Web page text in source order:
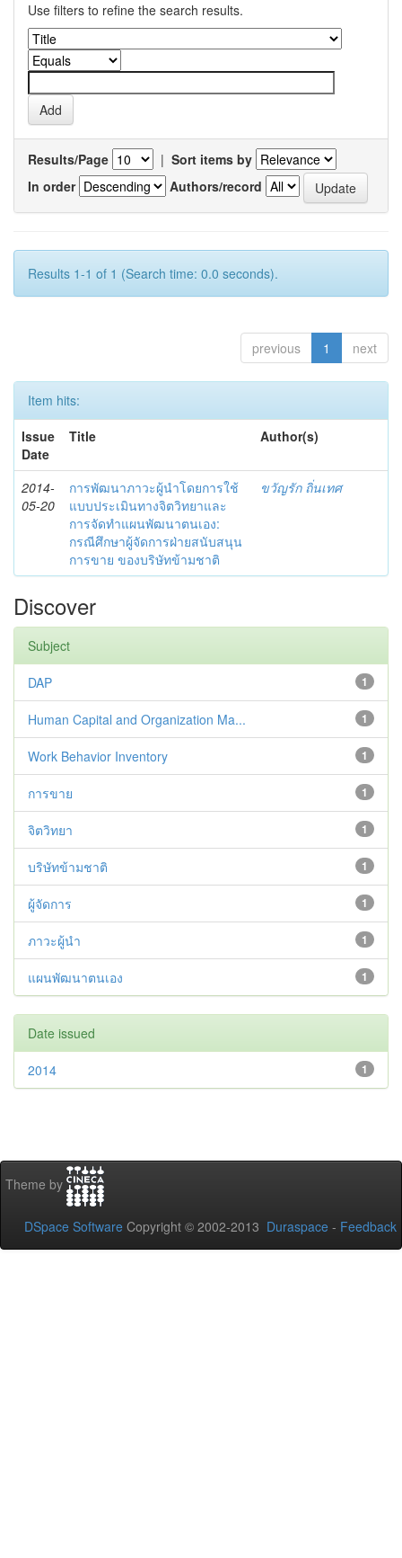
Use filters to refine the search results.
Results/Page | Sort items by
In order
Authors/record
Results 1-1 of 1 (Search time: 0.0 seconds).
previous 1 next
Item hits:
Issue
Date
Title Author(s)
2014-
05-20
การพัฒนาภาวะผู้นำโดยการใช้
แบบประเมินทางจิตวิทยาและ
การจัดทำแผนพัฒนาตนเอง:
กรณีศึกษาผู้จัดการฝ่ายสนับสนุน
การขาย ของบริษัทข้ามชาติ
ขวัญรัก ถิ่นเทศ
Discover
Subject
1
DAP
1
Human Capital and Organization Ma...
1
Work Behavior Inventory
1
การขาย
1
จิตวิทยา
1
บริษัทข้ามชาติ
1
ผู้จัดการ
1
ภาวะผู้นำ
1
แผนพัฒนาตนเอง
Date issued
1
2014
Theme by
DSpace Software Copyright © 2002-2013 Duraspace - Feedback